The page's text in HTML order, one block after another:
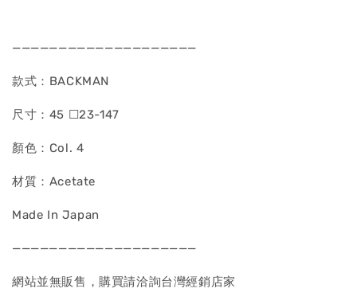
————————————————————
款式：BACKMAN
尺寸：45 ☐23-147
顏色：Col. 4
材質：Acetate
Made In Japan
————————————————————
網站並無販售，購買請洽詢台灣經銷店家